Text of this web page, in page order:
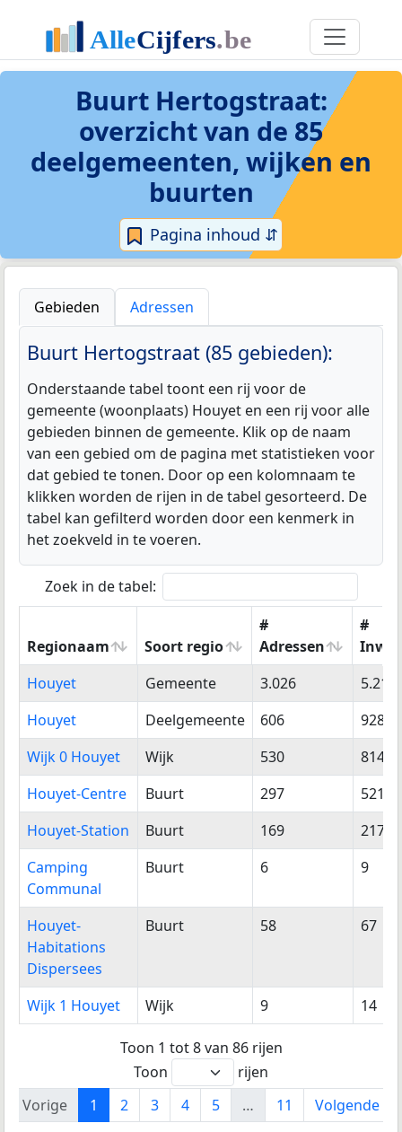
Buurt Hertogstraat:
overzicht van de 85
deelgemeenten, wijken en
buurten
Pagina inhoud ⇵
Gebieden Adressen
Buurt Hertogstraat (85 gebieden):
Onderstaande tabel toont een rij voor de
gemeente (woonplaats) Houyet en een rij voor alle
gebieden binnen de gemeente. Klik op de naam
van een gebied om de pagina met statistieken voor
dat gebied te tonen. Door op een kolomnaam te
klikken worden de rijen in de tabel gesorteerd. De
tabel kan gefilterd worden door een kenmerk in
het zoekveld in te voeren.
Zoek in de tabel:
Regionaam Soort regio
#
Adressen
#
Regionaam
Soort regio
#
Adressen
#
Houyet Gemeente 3.026
5.215
Houyet
Deelgemeente 606
928
Wijk 0 Houyet
Wijk 530
814
Houyet-Centre
Buurt 297
521
Houyet-Station
Buurt 169
217
Camping
Communal
Buurt 6 9
Houyet-
Habitations
Dispersees
Buurt 58 67
Wijk 1 Houyet Wijk 9 14
Toon 1 tot 8 van 86 rijen
Toon
rijen
Vorige
1 2 3 4 5 … 11 Volgende